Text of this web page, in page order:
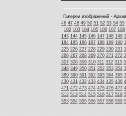
Галереи изображений -
46 47 48 49 50 51 52 53 54 55
102 103 104 105 106 107 108
143 144 145 146 147 148 149
184 185 186 187 188 189 190
225 226 227 228 229 230 231
266 267 268 269 270 271 272
307 308 309 310 311 312 313
348 349 350 351 352 353 354
389 390 391 392 393 394 395
430 431 432 433 434 435 436
471 472 473 474 475 476 477
512 513 514 515 516 517 518
553 554 555 556 557 558 559